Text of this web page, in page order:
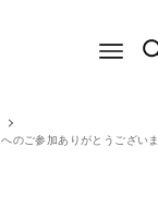
のご参加ありがとうござい